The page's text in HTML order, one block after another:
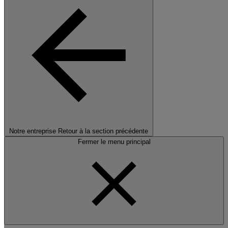
Notre entreprise Retour à la section précédente
Fermer le menu principal